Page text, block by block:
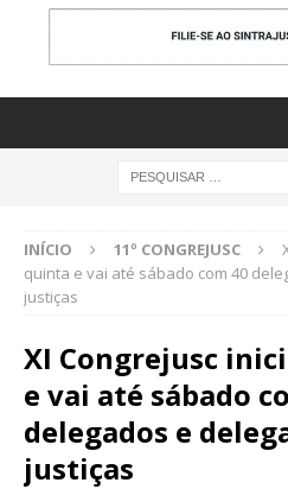
INÍCIO 11º CONGREJUSC
quinta e vai até sábado com 40
justiças
XI Congrejusc
e vai até sábado
delegados e
justiças